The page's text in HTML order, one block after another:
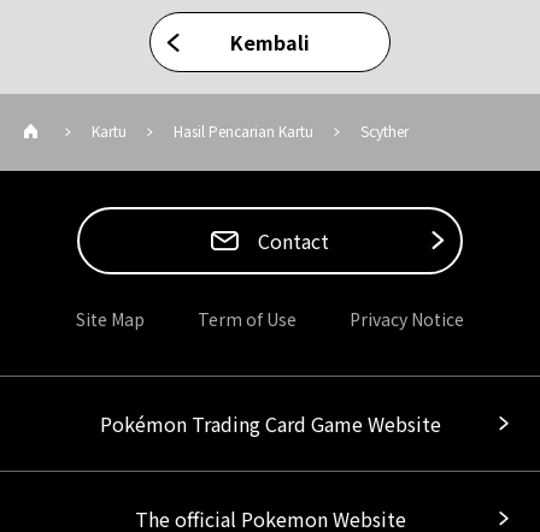
Kembali
Kartu Hasil Pencarian Kartu Scyther
Contact
Site Map Term of Use Privacy Notice
Pokémon Trading Card Game Website
The official Pokemon Website